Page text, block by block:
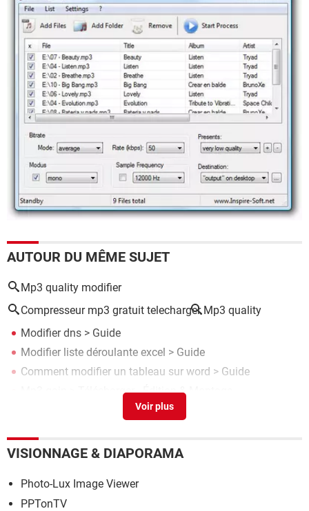
AUTOUR DU MÊME SUJET
Mp3 quality modifier
Compresseur mp3 gratuit telecharger Mp3 quality
Modifier dns > Guide
Modifier liste déroulante excel > Guide
Comment modifier un tableau sur word > Guide
> Télécharger - Édition & Montage
Modifier annonce le bon coin sans payer
VISIONNAGE & DIAPORAMA
Photo-Lux Image Viewer
PPTonTV